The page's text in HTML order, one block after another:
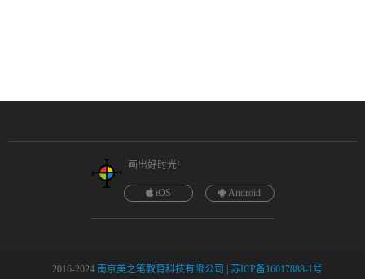
画出好时光!
iOS Android
©2016-2024 南京美之笔教育科技有限公司 苏ICP备16017888-1号